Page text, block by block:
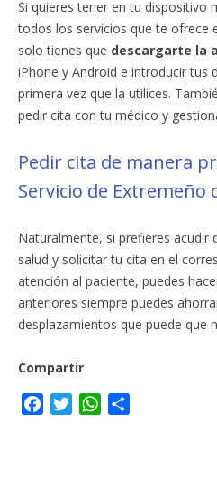
Si quieres tener en tu dispositivo
todos los servicios que te ofrece
solo tienes que descargarte la
iPhone y Android e introducir tus
primera vez que la utilices.
pedir cita con tu médico y
Pedir cita de manera
Servicio de Extremeño
Naturalmente, si prefieres acudir
salud y solicitar tu cita en el
atención al paciente, puedes
anteriores siempre puedes
desplazamientos que puede que
Compartir
W